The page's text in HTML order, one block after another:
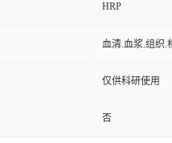
HRP
血清.血浆.组织.
仅供科研使用
否